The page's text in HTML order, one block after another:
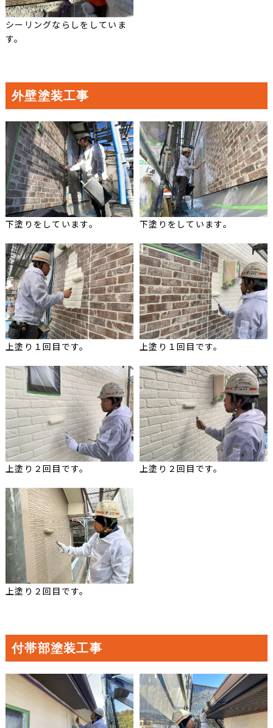
シーリングならしをしていま
す。
外壁塗装工事
下塗りをしています。 下塗りをしています。
上塗り１回目です。 上塗り１回目です。
上塗り２回目です。 上塗り２回目です。
上塗り２回目です。
付帯部塗装工事